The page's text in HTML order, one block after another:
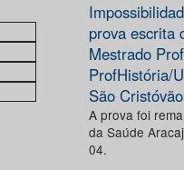
prova escrita
Mestrado
ProfHistória/
São Cristóvão
A prova foi
da Saúde
04.